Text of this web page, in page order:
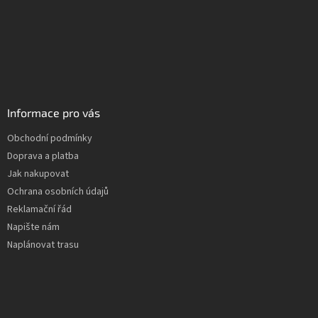
Informace pro vás
Obchodní podmínky
Doprava a platba
Jak nakupovat
Ochrana osobních údajů
Reklamační řád
Napište nám
Naplánovat trasu